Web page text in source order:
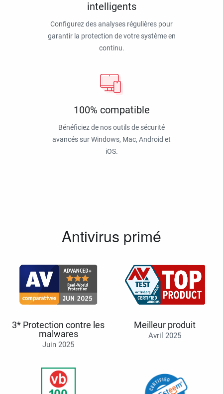
intelligents
Configurez des analyses régulières pour
garantir la protection de votre système en
continu.
100% compatible
Bénéficiez de nos outils de sécurité
avancés sur Windows, Mac, Android et
iOS.
Antivirus primé
3* Protection contre les
malwares
Juin 2025
Meilleur produit
Avril 2025